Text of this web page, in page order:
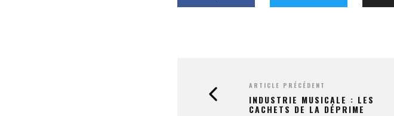
ARTICLE PRÉCÉDENT
INDUSTRIE MUSICALE : LES
CACHETS DE LA DÉPRIME